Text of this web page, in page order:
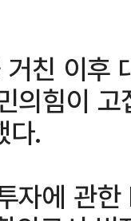
친 이후
의힘이
다.
자에 관